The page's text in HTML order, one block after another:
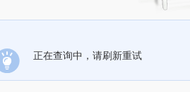
正在查询中，请刷新重试